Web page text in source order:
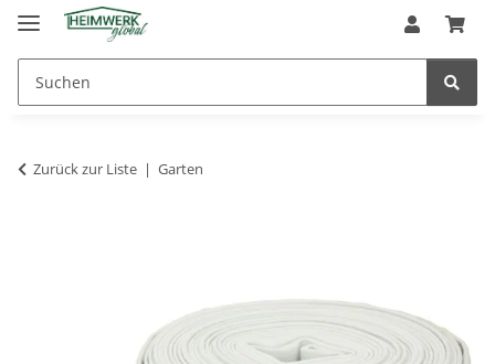
Zurück zur Liste Garten